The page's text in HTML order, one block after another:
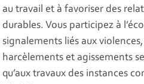
au travail et à favoriser des
durables. Vous participez à
signalements liés aux
harcèlements et agissements
qu’aux travaux des instances